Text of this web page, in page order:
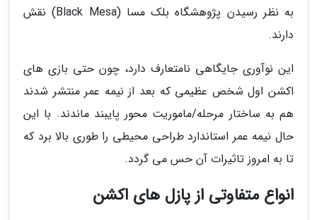
به نظر رسیدن پژوهشگاه بلک مسا (Black Mesa) نقش
دارند.
این نوآوری جایگاهی نامتعارف دارد، چون حتی بازی های
اکشن اول شخص عظیمی که بعد از نیمه عمر منتشر شدند
هم به ساختار مرحله/ماموریت محور پایبند ماندند. با این
حال نیمه عمر استاندارد طراحی محیطی را طوری بالا برد که
تا به امروز تاثیرات آن حس می گردد.
انواع متفاوتی از پازل های اکشن